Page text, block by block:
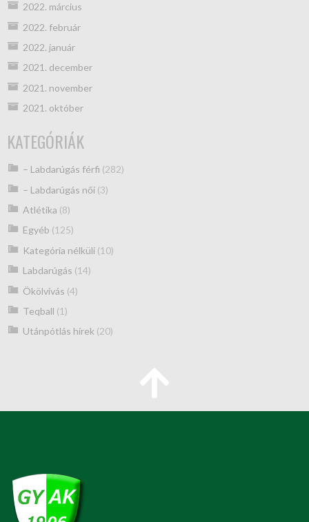
2022. március
2022. február
2022. január
2021. december
2021. november
2021. október
KATEGÓRIÁK
– Labdarúgás férfi (282)
– Labdarúgás női(3)
Atlétika (8)
Egyéb (125)
Kategória nélküli(10)
Labdarúgás (14)
Ökölvívás (4)
Teqball (1)
Utánpótlás hírek (20)